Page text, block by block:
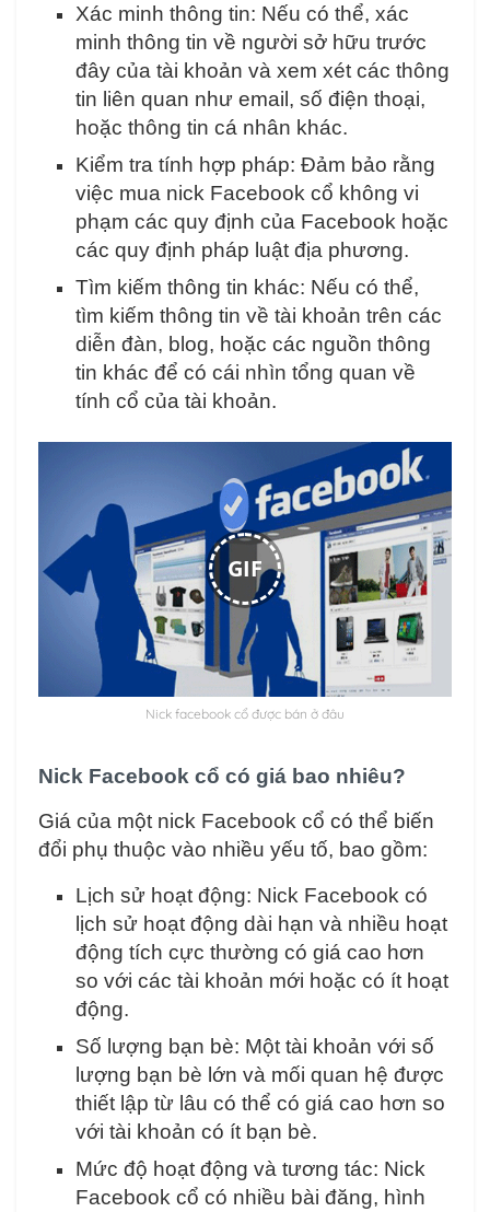
Xác minh thông tin: Nếu có thể, xác
minh thông tin về người sở hữu trước
đây của tài khoản và xem xét các thông
tin liên quan như email, số điện thoại,
hoặc thông tin cá nhân khác.
Kiểm tra tính hợp pháp: Đảm bảo rằng
việc mua nick Facebook cổ không vi
phạm các quy định của Facebook hoặc
các quy định pháp luật địa phương.
Tìm kiếm thông tin khác: Nếu có thể,
tìm kiếm thông tin về tài khoản trên các
diễn đàn, blog, hoặc các nguồn thông
tin khác để có cái nhìn tổng quan về
tính cổ của tài khoản.
GIF
Nick facebook cổ được bán ở đâu
Nick Facebook cổ có giá bao nhiêu?
Giá của một nick Facebook cổ có thể biến
đổi phụ thuộc vào nhiều yếu tố, bao gồm:
Lịch sử hoạt động: Nick Facebook có
lịch sử hoạt động dài hạn và nhiều hoạt
động tích cực thường có giá cao hơn
so với các tài khoản mới hoặc có ít hoạt
động.
Số lượng bạn bè: Một tài khoản với số
lượng bạn bè lớn và mối quan hệ được
thiết lập từ lâu có thể có giá cao hơn so
với tài khoản có ít bạn bè.
Mức độ hoạt động và tương tác: Nick
Facebook cổ có nhiều bài đăng, hình